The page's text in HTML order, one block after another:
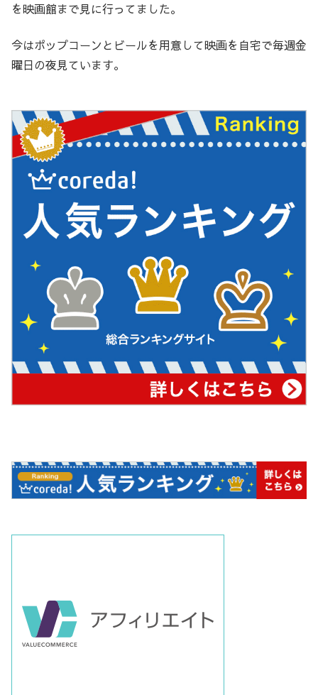
を映画館まで見に行ってました。
今はポップコーンとビールを用意して映画を自宅で毎週金
曜日の夜見ています。